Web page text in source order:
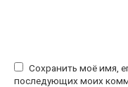
Сохранить моё имя,
последующих моих